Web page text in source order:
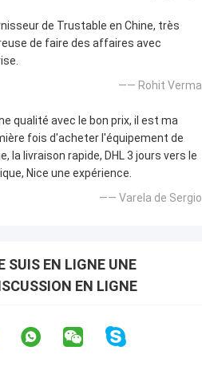
de Trustable en Chine, très
de faire des affaires avec
—— Rohit Verma
qualité avec le bon prix, il est ma
fois d'acheter l'équipement de
la livraison rapide, DHL 3 jours vers le
Nice une expérience.
—— Varela de Sergio
SUIS EN LIGNE UNE
EN LIGNE